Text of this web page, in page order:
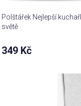
Polštářek Nejlepší
světě
349 Kč